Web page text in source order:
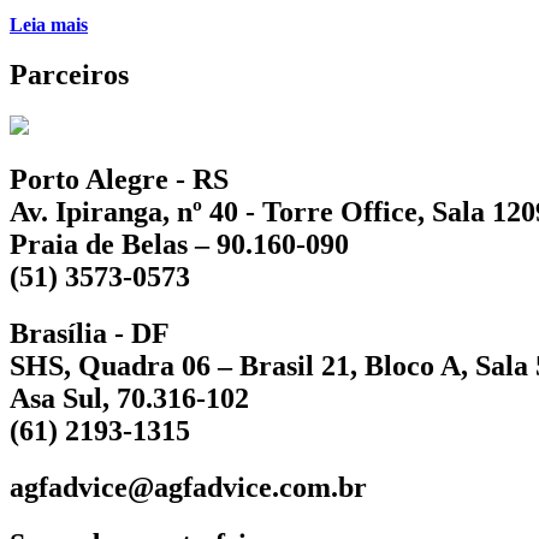
Leia mais
Parceiros
Porto Alegre - RS
Av. Ipiranga, nº 40 - Torre Office, Sala
Praia de Belas – 90.160-090
(51) 3573-0573
Brasília - DF
SHS, Quadra 06 – Brasil 21, Bloco A, Sala
Asa Sul, 70.316-102
(61) 2193-1315
agfadvice@agfadvice.com.br